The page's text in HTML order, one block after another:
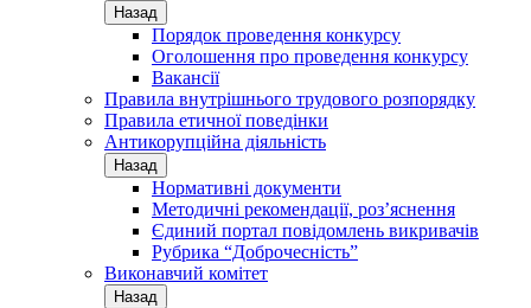
Назад
Порядок проведення конкурсу
Оголошення про проведення конкурсу
Вакансії
Правила внутрішнього трудового розпорядку
Правила етичної поведінки
Антикорупційна діяльність
Назад
Нормативні документи
Методичні рекомендації, роз’яснення
Єдиний портал повідомлень викривачів
Рубрика “Доброчесність”
Виконавчий комітет
Назад